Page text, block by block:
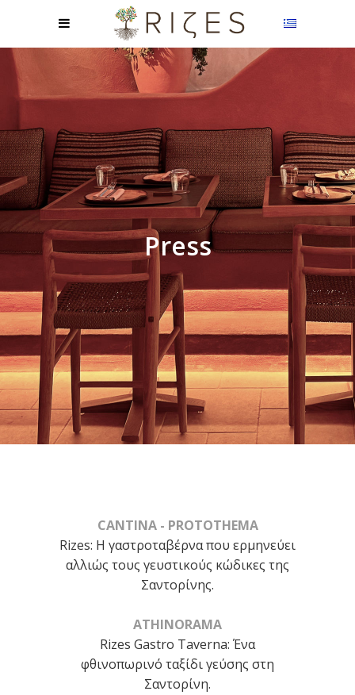
Press
CANTINA - PROTOTHEMA
Rizes: Η γαστροταβέρνα που ερμηνεύει
αλλιώς τους γευστικούς κώδικες της
Σαντορίνης.
ATHINORAMA
Rizes Gastro Taverna: Ένα
φθινοπωρινό ταξίδι γεύσης στη
Σαντορίνη.